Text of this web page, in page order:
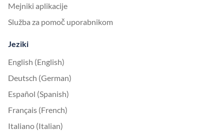
Mejniki aplikacije
Služba za pomoč uporabnikom
Jeziki
English (English)
Deutsch (German)
Español (Spanish)
Français (French)
Italiano (Italian)